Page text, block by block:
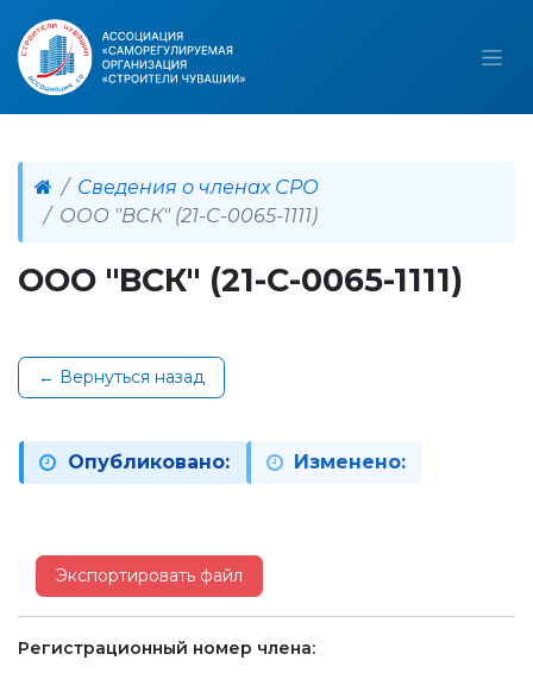
Сведения о членах СРО
ООО "ВСК" (21-С-0065-1111)
ООО "ВСК" (21-С-0065-1111)
← Вернуться назад
Опубликовано: Изменено:
Экспортировать файл
Регистрационный номер члена: